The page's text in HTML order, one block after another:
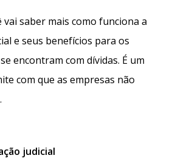
saber mais como funciona a
e seus benefícios para os
encontram com dívidas. É um
com que as empresas não
judicial